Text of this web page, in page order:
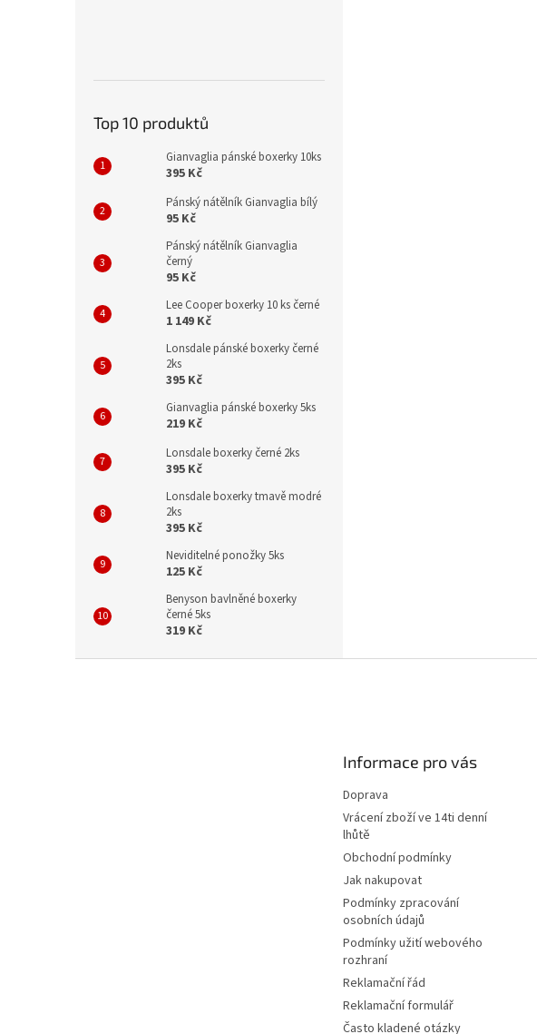
Top 10 produktů
Gianvaglia pánské boxerky 10ks
395 Kč
Pánský nátělník Gianvaglia bílý
95 Kč
Pánský nátělník Gianvaglia
černý
95 Kč
Lee Cooper boxerky 10 ks černé
1 149 Kč
Lonsdale pánské boxerky černé
2ks
395 Kč
Gianvaglia pánské boxerky 5ks
219 Kč
Lonsdale boxerky černé 2ks
395 Kč
Lonsdale boxerky tmavě modré
2ks
395 Kč
Neviditelné ponožky 5ks
125 Kč
Benyson bavlněné boxerky
černé 5ks
319 Kč
Informace pro vás
Doprava
Vrácení zboží ve 14ti denní
lhůtě
Obchodní podmínky
Jak nakupovat
Podmínky zpracování
osobních údajů
Podmínky užití webového
rozhraní
Reklamační řád
Reklamační formulář
Často kladené otázky